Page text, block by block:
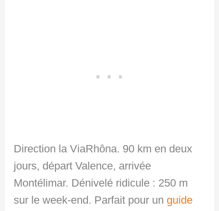
Direction la ViaRhôna. 90 km en deux
jours, départ Valence, arrivée
Montélimar. Dénivelé ridicule : 250 m
sur le week-end. Parfait pour un guide